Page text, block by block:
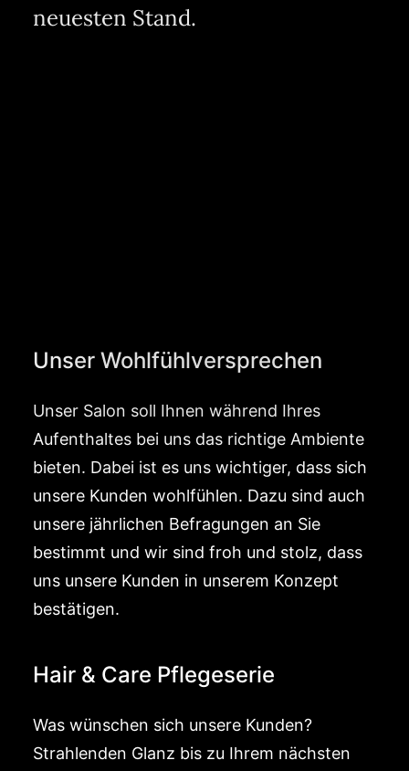
neuesten Stand.
Unser Wohlfühlversprechen
Unser Salon soll Ihnen während Ihres
Aufenthaltes bei uns das richtige Ambiente
bieten. Dabei ist es uns wichtiger, dass sich
unsere Kunden wohlfühlen. Dazu sind auch
unsere jährlichen Befragungen an Sie
bestimmt und wir sind froh und stolz, dass
uns unsere Kunden in unserem Konzept
bestätigen.
Hair & Care Pflegeserie
Was wünschen sich unsere Kunden?
Strahlenden Glanz bis zu Ihrem nächsten